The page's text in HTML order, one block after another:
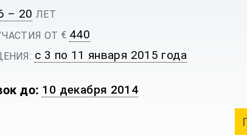
– 20 ЛЕТ
ОТ € 440
с 3 по 11 января 2015 года
до: 10 декабря 2014